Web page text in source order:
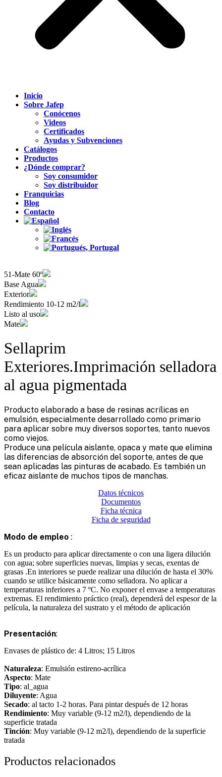
Inicio
Sobre Jafep
Conócenos
Videos
Certificados
Ayudas y Subvenciones
Catálogos
Productos
¿Dónde comprar?
Soy consumidor
Soy distribuidor
Franquicias
Blog
Contacto
51-Mate 60º
Base Agua
Exterior
Rendimiento 10-12 m2/l
Listo al uso
Mate
Sellaprim
Exteriores.Imprimación selladora
al agua pigmentada
Producto elaborado a base de resinas acrílicas en
emulsión, especialmente desarrollado como primario
para aplicar sobre muy diversos soportes, tanto nuevos
como viejos.
Produce una película aislante, opaca y mate que elimina
las diferencias de absorción del soporte, antes de que
sean aplicadas las pinturas de acabado. Es también un
eficaz aislante de muchos tipos de manchas.
Datos técnicos
Documentos
Ficha técnica
Ficha de seguridad
Modo de empleo :
Es un producto para aplicar directamente o con una ligera dilución
con agua; sobre superficies nuevas, limpias y secas, exentas de
grasas .En interiores se puede realizar una dilución de hasta el 30%
cuando se utilice básicamente como selladora. No aplicar a
temperaturas inferiores a 7 ºC. No exponer el envase a temperaturas
extremas. El rendimiento práctico (real), dependerá del espesor de la
película, la naturaleza del sustrato y el método de aplicación
Presentación:
Envases de plástico de: 4 Litros; 15 Litros
Naturaleza: Emulsión estireno-acrílica
Aspecto: Mate
Tipo: al_agua
Diluyente: Agua
Secado: al tacto 1-2 horas. Para pintar después de 12 horas
Rendimiento: Muy variable (9-12 m2/l), dependiendo de la
superficie tratada
Tinción: Muy variable (9-12 m2/l), dependiendo de la superficie
tratada
Productos relacionados